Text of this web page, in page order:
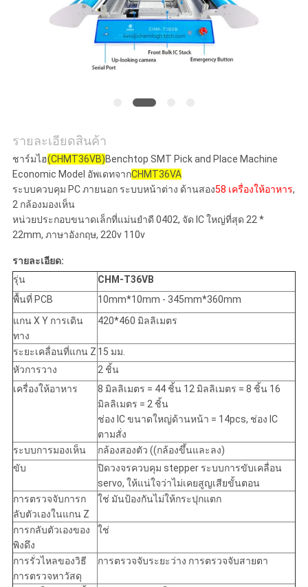
ส่วน
ตัว
รายละเอียดสินค้า
ชาร์มไฮ(CHMT36VB)Benchtop SMT Pick and Place Machine
Economic Model อัพเดทจากCHMT36VA
ระบบควบคุม PC ภายนอก ระบบหน้าต่าง ด้านสอง58 เครื่องให้อาหาร,
2 กล้องมองเห็น
หน่วยประกอบขนาดเล็กที่แม่นยําดี 0402, จัด IC ใหญ่ที่สุด 22 *
22mm, ภาษาอังกฤษ, 220v 110v
รายละเอียด:
รุ่น
CHM-T36VB
พื้นที่ PCB
10mm*10mm - 345mm*360mm
แกน X Y การเดิน
ทาง
420*460 มิลลิเมตร
ระยะเคลื่อนที่แกน Z 15 มม.
หัวการวาง
2 ชิ้น
เครื่องให้อาหาร
8 มิลลิเมตร = 44 ชิ้น 12 มิลลิเมตร = 8 ชิ้น 16
มิลลิเมตร = 2 ชิ้น
ช่อง IC ขนาดใหญ่ด้านหน้า = 14pcs, ช่อง IC
ตามสั่ง
ระบบการมองเห็น
กล้องสองตัว ((กล้องขึ้นและลง)
ขับ
ปิดวงจรควบคุม stepper ระบบการขับเคลื่อน
servo, ให้แน่ใจว่าไม่เคยสูญเสียขั้นตอน
การตรวจจับการก
ลับตัวเองในแกน Z
ใช่ มันป้องกันไม่ให้กระปุกแตก
การกลับตัวเองของ
พิงดึง
ใช่
การรั่วไหลของวิธี
การตรวจหาวัสดุ
การตรวจจับระยะว่าง การตรวจจับสายตา